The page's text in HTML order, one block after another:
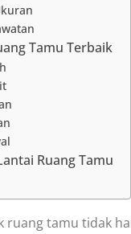
Tamu Terbaik
Ruang Tamu
tamu tidak